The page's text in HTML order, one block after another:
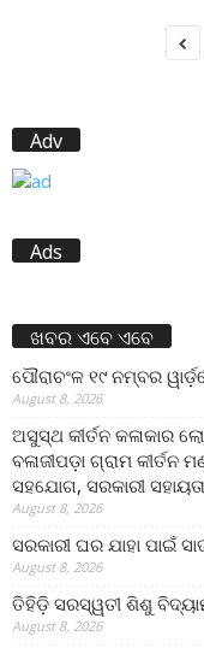
Adv
Ads
ଖବର ଏବେ ଏବେ
ପୌରାଚଂଳ ୧୯ ନମ୍ବର
August 8, 2026
ଅସୁସ୍ଥ କୀର୍ତନ କଳାକାର
ବଳାଜୀପଡ଼ା ଗ୍ରାମ
ସହଯୋଗ, ସରକାରୀ
August 8, 2026
ସରକାରୀ ଘର ଯାହା ପାଇଁ
August 8, 2026
ତିହିଡି଼ ସରସ୍ୱତୀ ଶିଶୁ
August 8, 2026